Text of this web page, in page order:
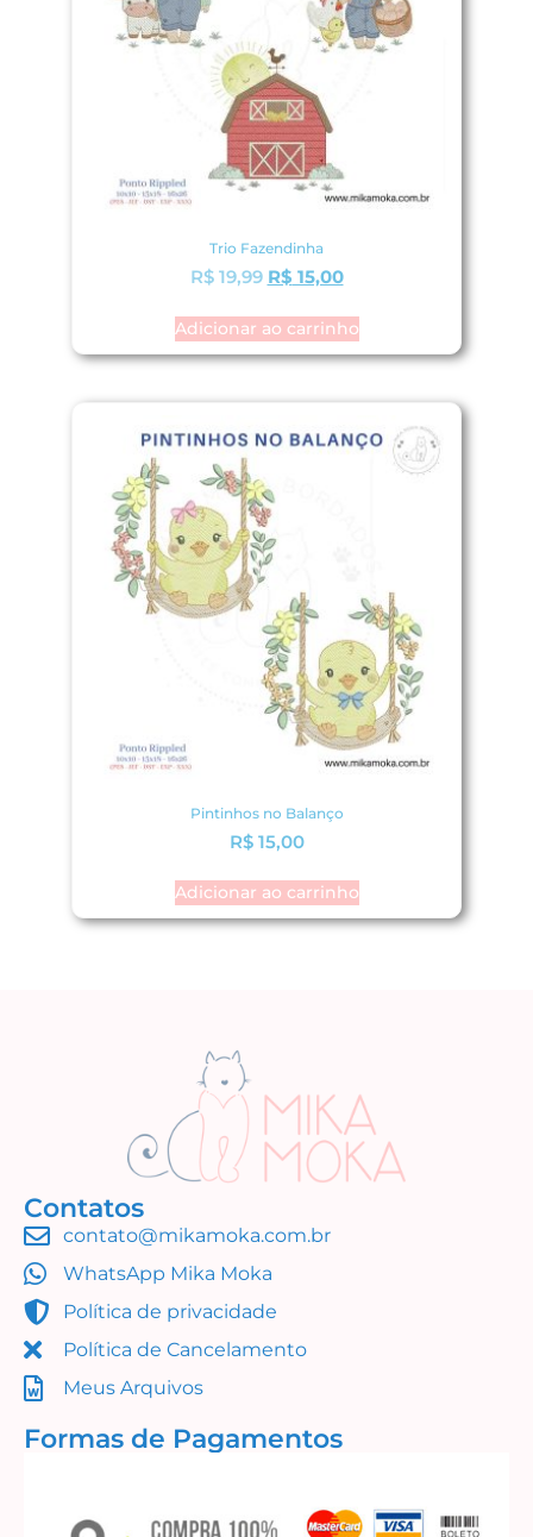
Trio Fazendinha
R$19,99 R$ 15,00
Adicionar ao carrinho
Pintinhos no Balanço
R$15,00
Adicionar ao carrinho
Contatos
contato@mikamoka.com.br
WhatsApp Mika Moka
Política de privacidade
Política de Cancelamento
Meus Arquivos
Formas de Pagamentos